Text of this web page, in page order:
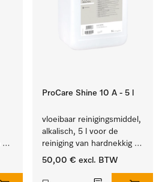
ProCare Shine 10 A - 5 l
vloeibaar reinigingsmiddel,
alkalisch, 5 l voor de
reiniging van hardnekkig
vuil op serviesgoed,
50,00 € excl. BTW